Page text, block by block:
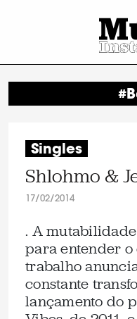
Singles
Shlohmo &
17/02/2014
. A
para entender
trabalho
constante
lançamento do